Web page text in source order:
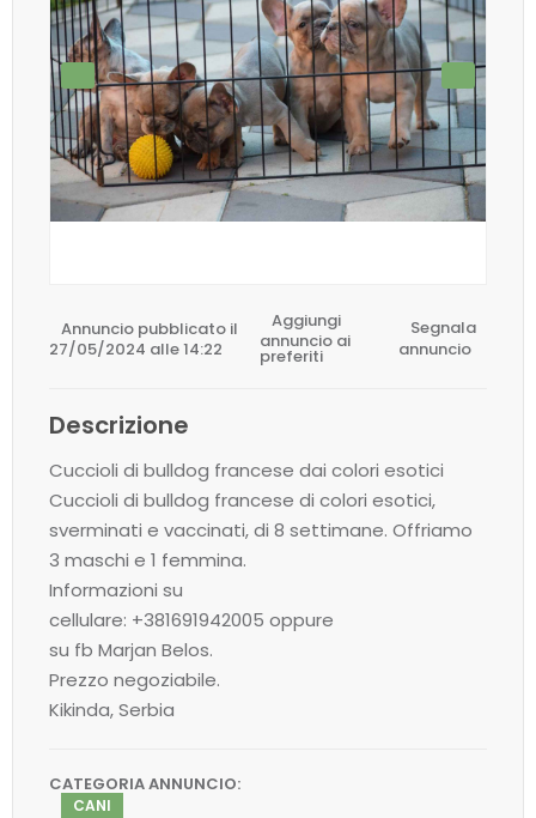
Annuncio pubblicato il
27/05/2024 alle 14:22
Aggiungi
annuncio ai
preferiti
Segnala
annuncio
Descrizione
Cuccioli di bulldog francese dai colori esotici
Cuccioli di bulldog francese di colori esotici,
sverminati e vaccinati, di 8 settimane. Offriamo
3 maschi e 1 femmina.
Informazioni su
cellulare: +381691942005 oppure
su fb Marjan Belos.
Prezzo negoziabile.
Kikinda, Serbia
CATEGORIA ANNUNCIO:
CANI